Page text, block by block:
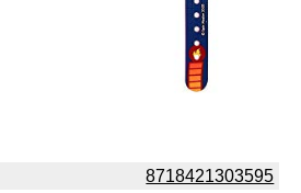
8718421303595